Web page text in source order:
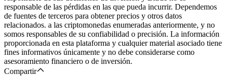
responsable de las pérdidas en las que pueda incurrir. Dependemos
de fuentes de terceros para obtener precios y otros datos
relacionados. a las criptomonedas enumeradas anteriormente, y no
somos responsables de su confiabilidad o precisión. La información
proporcionada en esta plataforma y cualquier material asociado tiene
fines informativos únicamente y no debe considerarse como
asesoramiento financiero o de inversión.
Compartir